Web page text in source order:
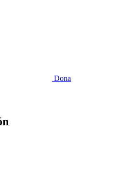
Dona